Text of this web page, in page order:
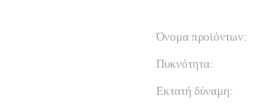
Όνομα προϊόντων:
Πυκνότητα:
Εκτατή δύναμη: